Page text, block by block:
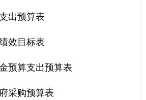
出预算表
效目标表
预算支出预算表
采购预算表